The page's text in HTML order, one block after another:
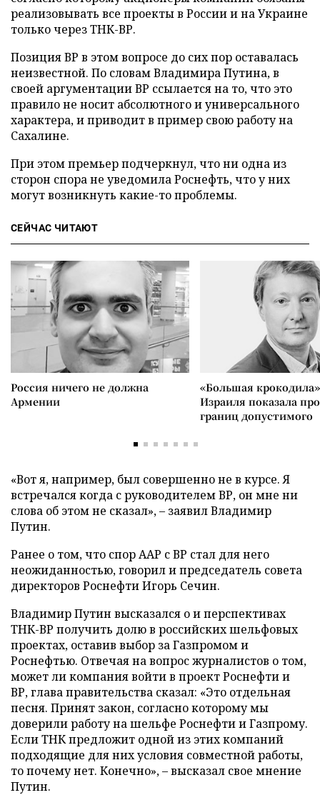
реализовывать все проекты в России и на Украине
только через ТНК-ВР.
Позиция ВР в этом вопросе до сих пор оставалась
неизвестной. По словам Владимира Путина, в
своей аргументации ВР ссылается на то, что это
правило не носит абсолютного и универсального
характера, и приводит в пример свою работу на
Сахалине.
При этом премьер подчеркнул, что ни одна из
сторон спора не уведомила Роснефть, что у них
могут возникнуть какие-то проблемы.
СЕЙЧАС ЧИТАЮТ
Россия ничего не должна
Армении
«Большая
Израиля показала
границ допустимого
«Вот я, например, был совершенно не в курсе. Я
встречался когда с руководителем ВР, он мне ни
слова об этом не сказал», – заявил Владимир
Путин.
Ранее о том, что спор ААР с ВР стал для него
неожиданностью, говорил и председатель совета
директоров Роснефти Игорь Сечин.
Владимир Путин высказался о и перспективах
ТНК-ВР получить долю в российских шельфовых
проектах, оставив выбор за Газпромом и
Роснефтью. Отвечая на вопрос журналистов о том,
может ли компания войти в проект Роснефти и
ВР, глава правительства сказал: «Это отдельная
песня. Принят закон, согласно которому мы
доверили работу на шельфе Роснефти и Газпрому.
Если ТНК предложит одной из этих компаний
подходящие для них условия совместной работы,
то почему нет. Конечно», – высказал свое мнение
Путин.